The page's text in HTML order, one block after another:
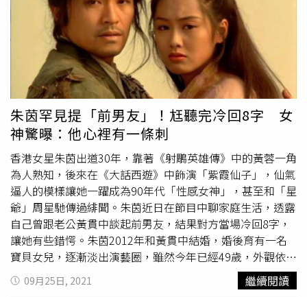
許多裸露戲，根本就是三級片，驚覺自己誤上賊船，但她已
騎虎難下，只好硬著頭皮繼續拍，就連片名也是殺青後才定
案，讓她相當傻眼，多年後受訪時曾坦言「是被騙去演」。
此外，朱茵近日上綜藝節目《請吃飯的姐姐》，和 洪欣
少芬、陳法蓉聊起初戀，透露自己年輕時在溜冰場遇到一位
男生，2人相談甚歡，隔天還相約一起去逛街，她甚至獻上
了初吻，結果對方突然消失，過了1年多2人再度相遇，男方
竟解釋說因為覺得自己配不上朱茵，才會不告而別，初戀就
此畫上句點。
朱茵罕見提「前男友」！尪聽完冷回8字 女
神驚曝：他心裡有一條刺
香港女星朱茵出道30年，靠著《射鵰英雄傳》中的黃蓉一角
為人熟知，後來在《大話西遊》中飾演「紫霞仙子」，仙氣
逼人的模樣讓她一躍成為90年代「性感女神」，甚至和「星
爺」周星馳傳過緋聞。朱茵近日在節目中聊家庭生活，透露
自己曾跟老公黃貫中談起前男友，結果對方當場冷回8字，
讓她有些錯愕。朱茵2012年和黃貫中結婚，婚後育有一名
寶貝女兒，逐漸淡出演藝圈，雖然今年已經49歲，外觀依然
凍齡，至今仍是許多人心目中的女神。朱茵近日登上綜藝節
目《請吃飯的姐姐》，和
、蔡少芬、陳法蓉等女星大開
09月25日, 2021 繼續閱讀